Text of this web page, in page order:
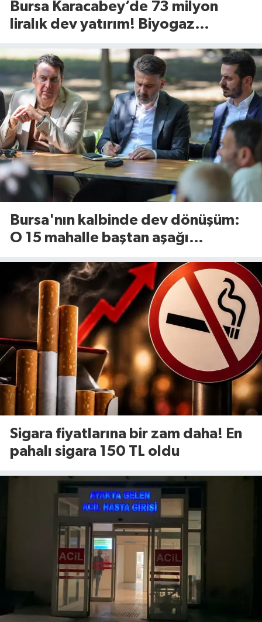
Bursa Karacabey’de 73 milyon
liralık dev yatırım! Biyogaz
yükseliyor
Bursa'nın kalbinde dev dönüşüm:
O 15 mahalle baştan aşağı
Sigara fiyatlarına bir zam daha! En
pahalı sigara 150 TL oldu